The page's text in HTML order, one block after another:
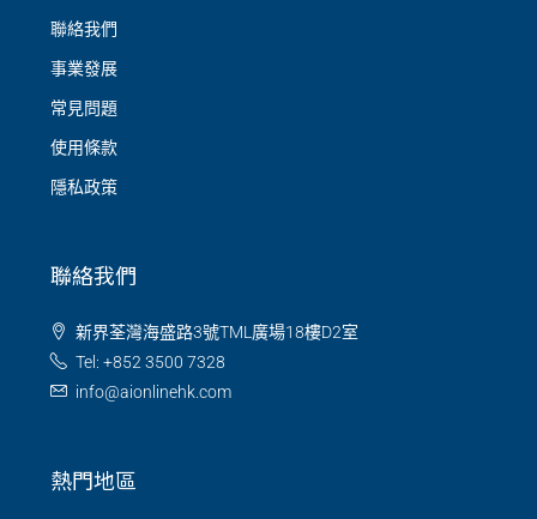
聯絡我們
事業發展
常見問題
使用條款
隱私政策
聯絡我們
新界荃灣海盛路3號TML廣場18樓D2室
Tel: +852 3500 7328
info@aionlinehk.com
熱門地區